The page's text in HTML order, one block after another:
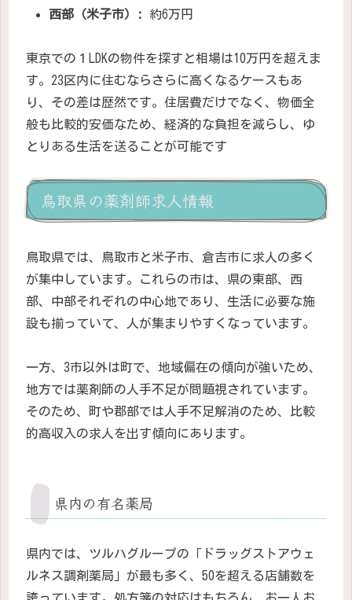
西部（米子市）:
約6万円
東京での１LDKの物件を探すと相場は10万円を超えま
す。23区内に住むならさらに高くなるケースもあ
り、その差は歴然です。住居費だけでなく、物価全
般も比較的安価なため、経済的な負担を減らし、ゆ
とりある生活を送ることが可能です
鳥取県の薬剤師求人情報
鳥取県では、鳥取市と米子市、倉吉市に求人の多く
が集中しています。これらの市は、県の東部、西
部、中部それぞれの中心地であり、生活に必要な施
設も揃っていて、人が集まりやすくなっています。
一方、3市以外は町で、地域偏在の傾向が強いため、
地方では薬剤師の人手不足が問題視されています。
そのため、町や郡部では人手不足解消のため、比較
的高収入の求人を出す傾向にあります。
県内の有名薬局
県内では、ツルハグループの「ドラッグストアウェ
ルネス調剤薬局」が最も多く、50を超える店舗数を
誇っています。処方箋の対応はもちろん、お一人お